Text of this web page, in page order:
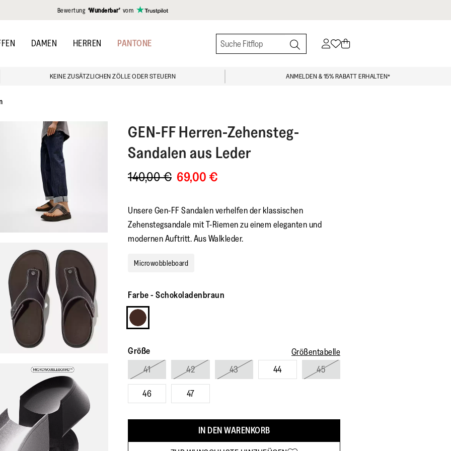
Bewertung ‘Wunderbar’ vom
DAMEN HERREN PANTONE
KEINE ZUSÄTZLICHEN ZÖLLE ODER STEUERN ANMELDEN & 15% RABATT ERHALTEN*
GEN-FFHerren-Zehensteg-
Sandalen aus Leder
140,00 € 69,00 €
Unsere Gen-FF Sandalen verhelfen der klassischen
Zehenstegsandale mit T-Riemen zu einem eleganten und
modernen Auftritt. Aus Walkleder.
Microwobbleboard
Farbe- Schokoladenbraun
Größe
Größentabelle
41
42 43 44 45
46 47
IN DEN WARENKORB